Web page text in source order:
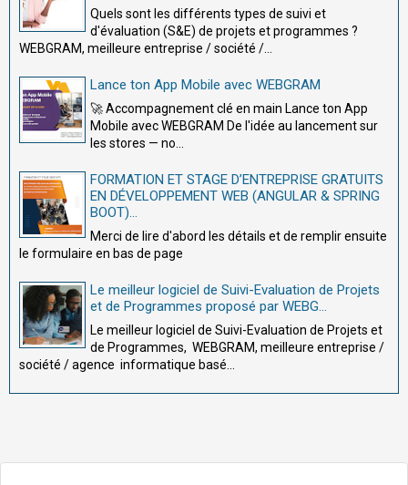
Quels sont les différents types de suivi et
d'évaluation (S&E) de projets et programmes ?
WEBGRAM, meilleure entreprise / société /...
Lance ton App Mobile avec WEBGRAM
🚀 Accompagnement clé en main Lance ton App
Mobile avec WEBGRAM De l'idée au lancement sur
les stores — no...
FORMATION ET STAGE D’ENTREPRISE GRATUITS
EN DÉVELOPPEMENT WEB (ANGULAR & SPRING
BOOT)...
Merci de lire d'abord les détails et de remplir ensuite
le formulaire en bas de page
Le meilleur logiciel de Suivi-Evaluation de Projets
et de Programmes proposé par WEBG...
Le meilleur logiciel de Suivi-Evaluation de Projets et
de Programmes, WEBGRAM, meilleure entreprise /
société / agence informatique basé...